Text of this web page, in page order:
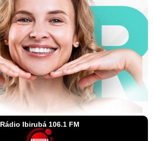
Rádio Ibirubá 106.1 FM